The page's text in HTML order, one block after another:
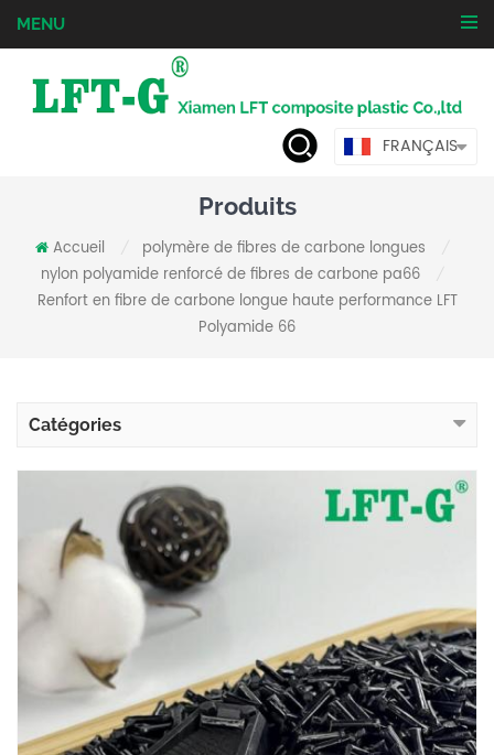
MENU
FRANÇAIS
Produits
Accueil polymère de fibres de carbone longues
nylon polyamide renforcé de fibres de carbone pa66
Renfort en fibre de carbone longue haute performance LFT
Polyamide 66
Catégories